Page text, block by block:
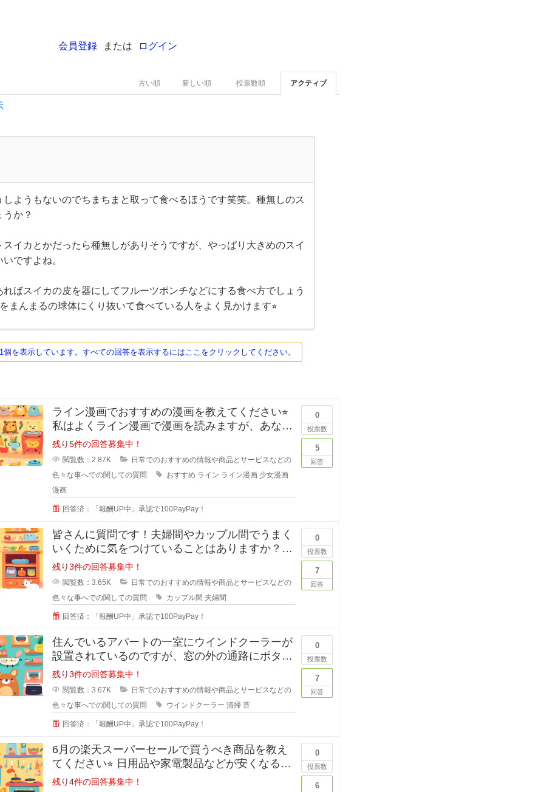
会員登録 または ログイン
アクティブ
投票数順
新しい順
古い順
ようもないのでちまちまと取って食べるほうです笑笑。種無しのス
か？
イカとかだったら種無しがありそうですが、やっぱり大きめのスイ
ですよね。
ばスイカの皮を器にしてフルーツポンチなどにする食べ方でしょう
まんまるの球体にくり抜いて食べている人をよく見かけます⭐︎
個を表示しています。すべての回答を表示するにはここをクリックしてください。
ライン漫画でおすすめの漫画を教えてください⭐︎
私はよくライン漫画で漫画を読みますが、あなた
のおすすめがあれ
残り5件の回答募集中！
閲覧数：2.87K
日常でのおすすめの情報や商品とサービスなどの
色々な事へでの関しての質問
おすすめ ライン ライン漫画 少女漫画
漫画
回答済：「報酬UP中」承認で100PayPay！
0
投票数
5
回答
皆さんに質問です！夫婦間やカップル間でうまく
いくために気をつけていることはありますか？
私は夫と結婚10年目ですが
残り3件の回答募集中！
閲覧数：3.65K
日常でのおすすめの情報や商品とサービスなどの
色々な事へでの関しての質問
カップル間 夫婦間
回答済：「報酬UP中」承認で100PayPay！
0
投票数
7
回答
住んでいるアパートの一室にウインドクーラーが
設置されているのですが、窓の外の通路にポタポ
タ水が流れるので、すぐに緑のコケ
残り3件の回答募集中！
閲覧数：3.67K
日常でのおすすめの情報や商品とサービスなどの
色々な事へでの関しての質問
ウインドクーラー 清掃 苔
回答済：「報酬UP中」承認で100PayPay！
0
投票数
7
回答
6月の楽天スーパーセールで買うべき商品を教え
てください⭐︎ 日用品や家電製品などが安くなる楽
天スーパ
残り4件の回答募集中！
0
投票数
6